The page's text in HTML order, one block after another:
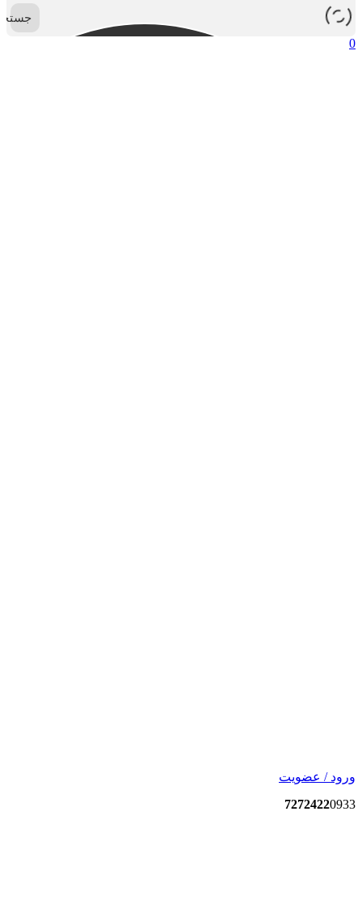
0
ورود / عضویت
72724220933